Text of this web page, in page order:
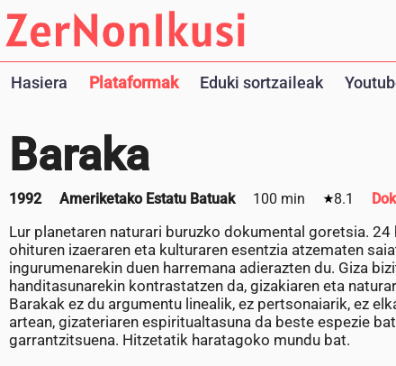
Hasiera Plataformak Eduki sortzaileak
Baraka
1992 Ameriketako Estatu Batuak 100 min 8.1
Lur planetaren naturari buruzko dokumental goretsia.
ohituren izaeraren eta kulturaren esentzia atzematen
ingurumenarekin duen harremana adierazten du. Giza
handitasunarekin kontrastatzen da, gizakiaren eta
Barakak ez du argumentu linealik, ez pertsonaiarik, ez
artean, gizateriaren espiritualtasuna da beste espezie
garrantzitsuena. Hitzetatik haratagoko mundu bat.